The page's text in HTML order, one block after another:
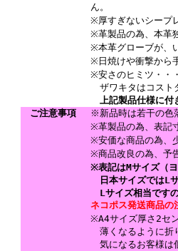
ん。
※厚すぎないシープ
※革製品の為、本革
※本革グローブが、
※日焼けや衝撃から
※安さのヒミツ・・
ザワキタはコスト
上記製品仕様に
ご注意事項
※新品時は若干の色
※革製品の為、表記
※安価な商品の為、
※商品改良の為、予
※表記はMサイズ（
日本サイズではLサ
Lサイズ相当です
ネコポス発送商品の
※A4サイズ厚さ2セ
薄くなるように折
気になるお客様は